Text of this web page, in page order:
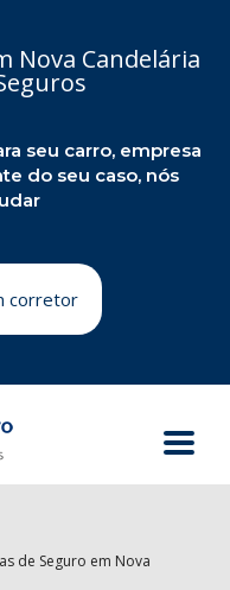
Nova Candelária
seu carro, empresa
do seu caso, nós
corretor
de Seguro em Nova